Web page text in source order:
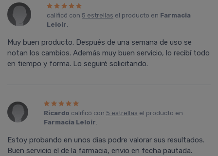
calificó con 5 estrellas el producto en Farmacia
Leloir.
Muy buen producto. Después de una semana de uso se
notan los cambios. Además muy buen servicio, lo recibí todo
en tiempo y forma. Lo seguiré solicitando.
Ricardo calificó con 5 estrellas el producto en
Farmacia Leloir.
Estoy probando en unos dias podre valorar sus resultados.
Buen servicio el de la farmacia, envio en fecha pautada.